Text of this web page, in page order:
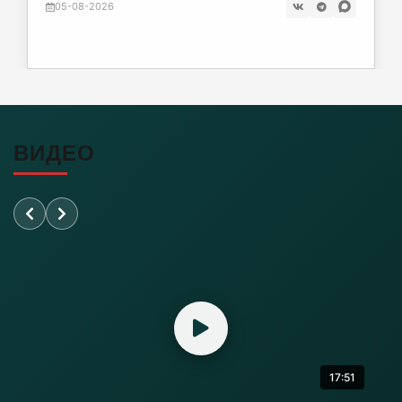
05-08-2026
чаще говорят «нет»
05-08-2026
Склад Wildberries полыхает в Тульской
В Зеленоградском районе пьяный работник
хотел зарезать начальника
05-08-2026
ВИДЕО
17:51